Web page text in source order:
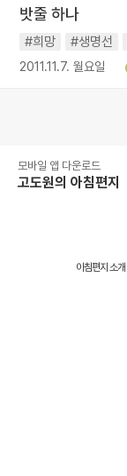
밧줄 하나
#희망 #생명선
2011.11.7. 월요일
모바일 앱 다운로드
고도원의 아침편지
아침편지 소개